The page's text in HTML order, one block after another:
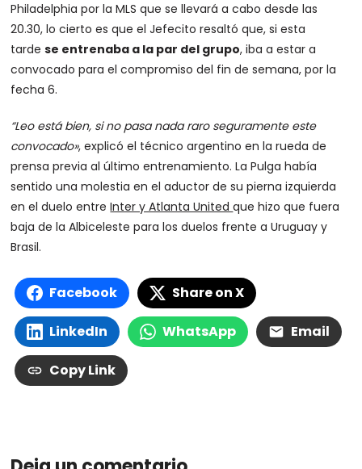
Philadelphia por la MLS que se llevará a cabo desde las
20.30, lo cierto es que el Jefecito resaltó que, si esta
tardese entrenaba a la par del grupo, iba a estar a
convocado para el compromiso del fin de semana, por la
fecha 6.
“Leo está bien, si no pasa nada raro seguramente este
convocado», explicó el técnico argentino en la rueda de
prensa previa al último entrenamiento. La Pulga había
sentido una molestia en el aductor de su pierna izquierda
en el duelo entreInter y Atlanta Unitedque hizo que fuera
baja de la Albiceleste para los duelos frente a Uruguay y
Brasil.
Facebook Share on X
LinkedIn WhatsApp Email
Copy Link